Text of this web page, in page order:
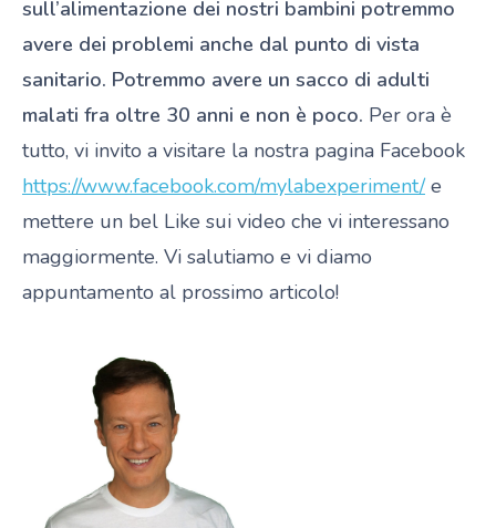
sull’alimentazione dei nostri bambini potremmo
avere dei problemi anche dal punto di vista
sanitario. Potremmo avere un sacco di adulti
malati fra oltre 30 anni e non è poco. Per ora è
tutto, vi invito a visitare la nostra pagina Facebook
https://www.facebook.com/mylabexperiment/e
mettere un bel Like sui video che vi interessano
maggiormente. Vi salutiamo e vi diamo
appuntamento al prossimo articolo!